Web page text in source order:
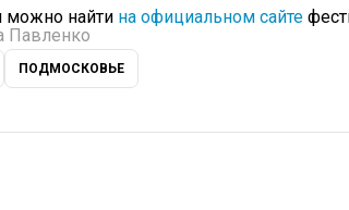
можно найти на официальном сайте
Павленко
ПОДМОСКОВЬЕ